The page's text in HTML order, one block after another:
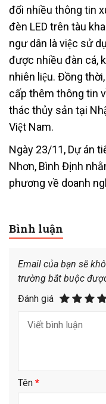
đổi nhiều thông tin
đèn LED trên tàu
ngư dân là việc sử
được nhiều đàn cá,
nhiên liệu. Đồng
cấp thêm thông tin
thác thủy sản tại
Việt Nam.
Ngày 23/11, Dự án
Nhơn, Bình Định
phương về doanh
Bình luận
Email của bạn sẽ
trường bắt buộc
Đánh giá
Tên *